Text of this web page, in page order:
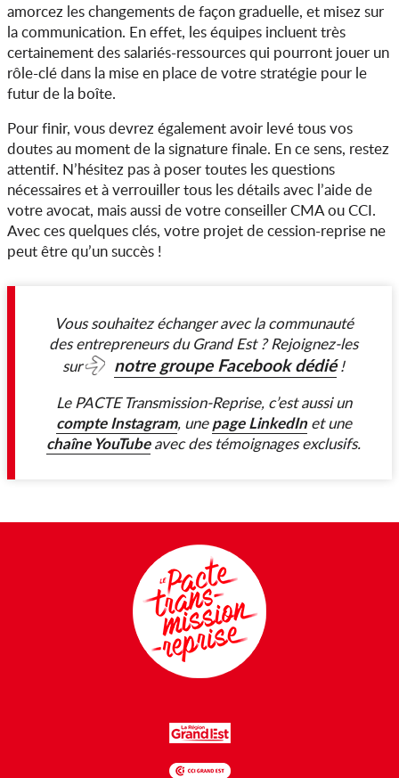
amorcez les changements de façon graduelle, et misez sur
la communication. En effet, les équipes incluent très
certainement des salariés-ressources qui pourront jouer un
rôle-clé dans la mise en place de votre stratégie pour le
futur de la boîte.
Pour finir, vous devrez également avoir levé tous vos
doutes au moment de la signature finale. En ce sens, restez
attentif. N’hésitez pas à poser toutes les questions
nécessaires et à verrouiller tous les détails avec l’aide de
votre avocat, mais aussi de votre conseiller CMA ou CCI.
Avec ces quelques clés, votre projet de cession-reprise ne
peut être qu’un succès !
Vous souhaitez échanger avec la communauté
des entrepreneurs du Grand Est ? Rejoignez-les
sur
notre groupe Facebook dédié!
Le PACTE Transmission-Reprise, c’est aussi un
compte Instagram, unepage LinkedInet une
chaîne YouTubeavec des témoignages exclusifs.